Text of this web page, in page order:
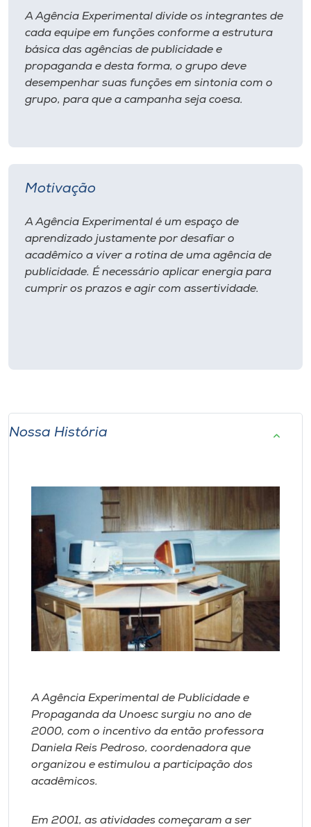
A Agência Experimental divide os integrantes de
cada equipe em funções conforme a estrutura
básica das agências de publicidade e
propaganda e desta forma, o grupo deve
desempenhar suas funções em sintonia com o
grupo, para que a campanha seja coesa.
Motivação
A Agência Experimental é um espaço de
aprendizado justamente por desafiar o
acadêmico a viver a rotina de uma agência de
publicidade. É necessário aplicar energia para
cumprir os prazos e agir com assertividade.
Nossa História
A Agência Experimental de Publicidade e
Propaganda da Unoesc surgiu no ano de
2000, com o incentivo da então professora
Daniela Reis Pedroso, coordenadora que
organizou e estimulou a participação dos
acadêmicos.
Em 2001, as atividades começaram a ser